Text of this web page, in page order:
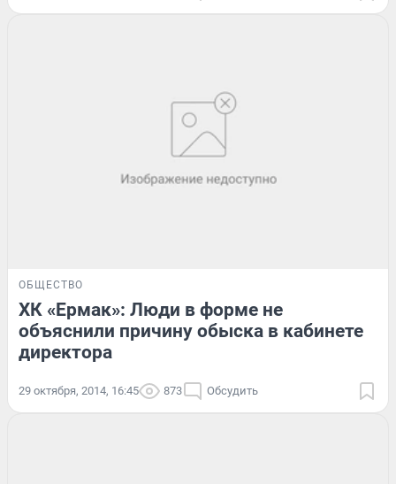
ОБЩЕСТВО
ХК «Ермак»: Люди в форме не
объяснили причину обыска в кабинете
директора
29 октября, 2014, 16:45 873 Обсудить